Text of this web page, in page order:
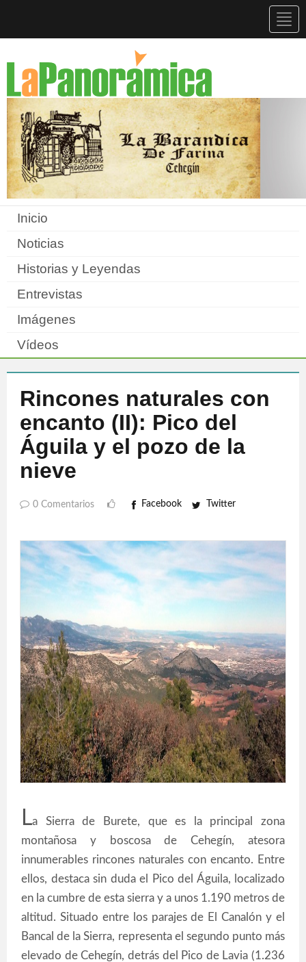
Inicio
Noticias
Historias y Leyendas
Entrevistas
Imágenes
Vídeos
Rincones naturales con
encanto (II): Pico del
Águila y el pozo de la
nieve
0 Comentarios Facebook Twitter
La Sierra de Burete, que es la principal zona
montañosa y boscosa de Cehegín, atesora
innumerables rincones naturales con encanto. Entre
ellos, destaca sin duda el Pico del Águila, localizado
en la cumbre de esta sierra y a unos 1.190 metros de
altitud. Situado entre los parajes de El Canalón y el
Bancal de la Sierra, representa el segundo punto más
elevado de Cehegín, detrás del Pico de Lavia (1.236